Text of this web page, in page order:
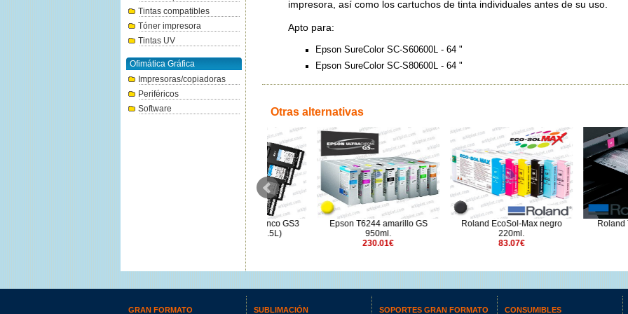
Tintas compatibles
Tóner impresora
Tintas UV
Ofimática Gráfica
Impresoras/copiadoras
Periféricos
Software
impresora, así como los cartuchos de tinta individuales antes de su uso.
Apto para:
Epson SureColor SC-S60600L - 64 "
Epson SureColor SC-S80600L - 64 "
Otras alternativas
Epson T45LA00 blanco GS3
Epson T6244 amarillo GS
Roland EcoSol-Max negro
Roland TrueVIS TR2
GRAN FORMATO SUBLIMACIÓN SOPORTES GRAN FORMATO CONSUMIBLES